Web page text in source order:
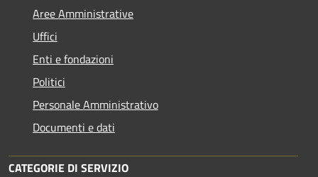
Aree Amministrative
Uffici
Enti e fondazioni
Politici
Personale Amministrativo
Documenti e dati
CATEGORIE DI SERVIZIO